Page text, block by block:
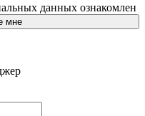
данных ознакомлен
мне